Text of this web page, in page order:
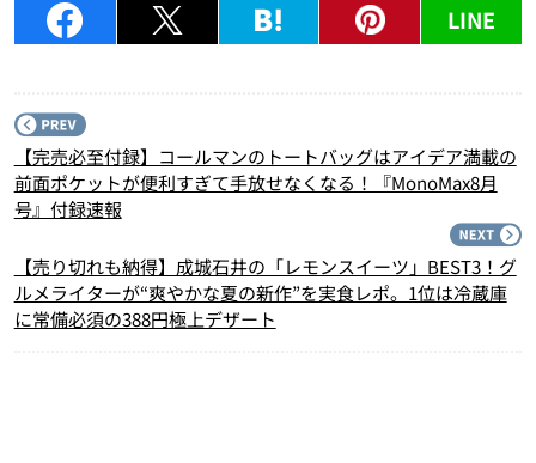
LINE
【完売必至付録】コールマンのトートバッグはアイデア満載の
前面ポケットが便利すぎて手放せなくなる！『MonoMax8月
号』付録速報
【売り切れも納得】成城石井の「レモンスイーツ」BEST3！グ
ルメライターが“爽やかな夏の新作”を実食レポ。1位は冷蔵庫
に常備必須の388円極上デザート